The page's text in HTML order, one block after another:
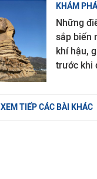
KHÁM PHÁ
Những
sắp biến
khí hậu,
trước khi
XEM TIẾP CÁC BÀI KHÁC